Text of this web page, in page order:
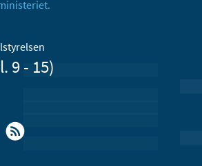
9 - 15)